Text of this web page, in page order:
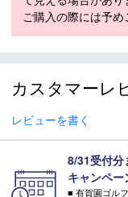
スキー 注意事項
＊製造の時期によ
ざいます。
＊製造上におきる
＊店頭在庫と共有
る場合がございます
＊当WEBサイトに
ご購入の際には予め
カスタマーレ
レビューを書く
8/31受付
キャンペー